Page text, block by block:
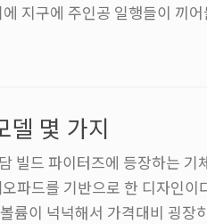
지구에 주인공 일행들이 끼어
로 들고 있었다는 설정이 붙었
이 많은 기체였고, 우주세기에
델 몇 가지
빌드 파이터즈에 등장하는 기
파드를 기반으로 한 디자인이
륨이 넉넉해서 가격대비 굉장